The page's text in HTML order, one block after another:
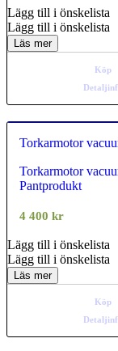
Lägg till i önskelista
Lägg till i önskelista
Läs mer
Köp
Torkarmotor
Torkarmotor
Pantprodukt
4 400 kr
Lägg till i önskelista
Lägg till i önskelista
Läs mer
Köp